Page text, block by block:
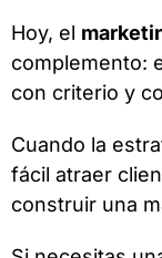
Hoy, el
complemento:
con criterio y
Cuando la
fácil atraer
construir una